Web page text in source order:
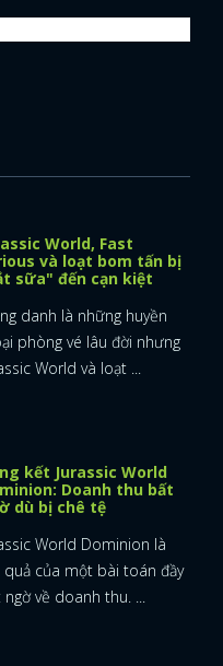
World, Fast
và loạt bom tấn bị
sữa" đến cạn kiệt
danh là những huyền
phòng vé lâu đời nhưng
World và loạt ...
kết Jurassic World
Doanh thu bất
dù bị chê tệ
World Dominion là
quả của một bài toán đầy
về doanh thu. ...